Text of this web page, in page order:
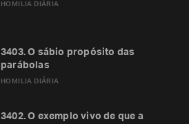
HOMILIA DIÁRIA
HOMILIA DIÁRIA
3403. O sábio propósito das
parábolas
3402. O exemplo vivo de que a